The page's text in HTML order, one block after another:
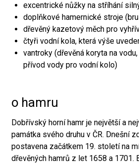
excentrické nůžky na stříhání
doplňkové hamernické stroje
dřevěný kazetový měch pro
čtyři vodní kola, která výše
vantroky (dřevěná koryta na
přívod vody pro vodní kolo)
o hamru
Dobřívský horní hamr je největší a
památka svého druhu v ČR. Dnešní
postavena začátkem 19. století na
dřevěných hamrů z let 1658 a 1701.